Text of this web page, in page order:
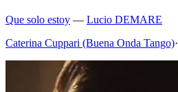
Que solo estoy — Lucio DEMARE
Caterina Cuppari (Buena Onda Tango)·